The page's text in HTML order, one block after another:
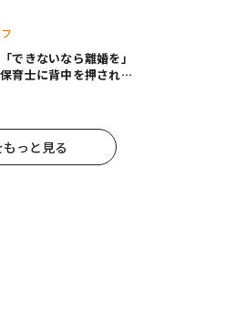
できないなら離婚を」
育士に背中を押され、
っと見る